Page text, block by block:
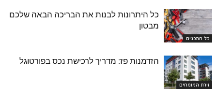
כל התכנים
כל היתרונות לבנות את הבריכה הבאה שלכם
מבטון
זירת המומחים
הזדמנות פז: מדריך לרכישת נכס בפורטוגל